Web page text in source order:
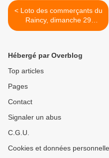
< Loto des commerçants du
Raincy, dimanche 29
novembre
Hébergé par Overblog
Top articles
Pages
Contact
Signaler un abus
C.G.U.
Cookies et données